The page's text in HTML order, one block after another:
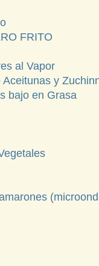
FRITO
al Vapor
y
bajo en Grasa